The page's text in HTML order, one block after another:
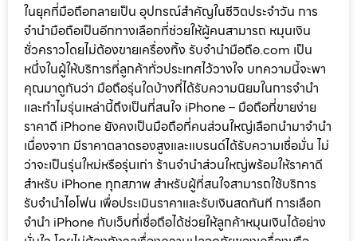
ในยุคที่มือถือกลายเป็น อุปกรณ์สำคัญในชีวิตประจำวัน การ
จำนำมือถือเป็นอีกทางเลือกที่ช่วยให้ผู้คนสามารถ หมุนเงิน
ชั่วคราวโดยไม่ต้องขายเครื่องทิ้ง รับจำนำมือถือ.com เป็น
หนึ่งในผู้ให้บริการที่ลูกค้าทั่วประเทศไว้วางใจ บทความนี้จะพา
คุณมาดูกันว่า มือถือรุ่นใดบ้างที่ได้รับความนิยมในการจำนำ
และทำไมรุ่นเหล่านี้ถึงเป็นที่สนใจ iPhone – มือถือที่ขายง่าย
ราคาดี iPhone ยังคงเป็นมือถือที่คนส่วนใหญ่เลือกนำมาจำนำ
เนื่องจาก มีราคาตลาดรองสูงและแบรนด์ได้รับความเชื่อมั่น ไม่
ว่าจะเป็นรุ่นใหม่หรือรุ่นเก่า ร้านจำนำส่วนใหญ่พร้อมให้ราคาดี
สำหรับ iPhone ทุกสภาพ สำหรับผู้ที่สนใจสามารถใช้บริการ
รับจำนำไอโฟน เพื่อประเมินราคาและรับเงินสดทันที การเลือก
จำนำ iPhone กับเว็บที่เชื่อถือได้ช่วยให้ลูกค้าหมุนเงินได้อย่าง